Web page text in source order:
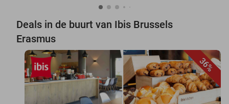
Deals in de buurt van Ibis Brussels
Erasmus
36%